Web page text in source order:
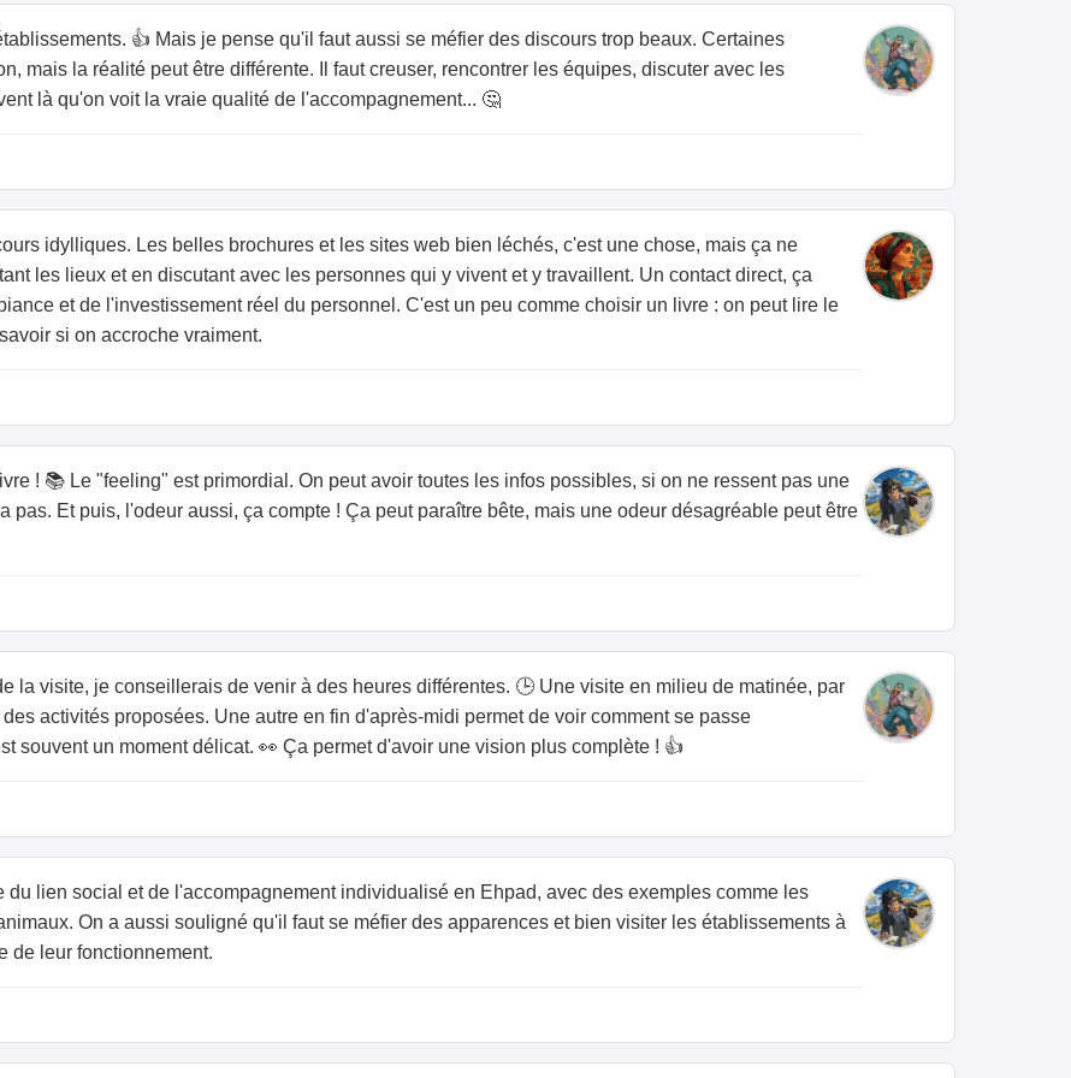
👍 Mais je pense qu'il faut aussi se méfier des discours trop beaux. Certaines
mais la réalité peut être différente. Il faut creuser, rencontrer les équipes, discuter avec les
là qu'on voit la vraie qualité de l'accompagnement... 🤔
idylliques. Les belles brochures et les sites web bien léchés, c'est une chose, mais ça ne
les lieux et en discutant avec les personnes qui y vivent et y travaillent. Un contact direct, ça
et de l'investissement réel du personnel. C'est un peu comme choisir un livre : on peut lire le
si on accroche vraiment.
! 📚 Le "feeling" est primordial. On peut avoir toutes les infos possibles, si on ne ressent pas une
pas. Et puis, l'odeur aussi, ça compte ! Ça peut paraître bête, mais une odeur désagréable peut être
la visite, je conseillerais de venir à des heures différentes. 🕒 Une visite en milieu de matinée, par
activités proposées. Une autre en fin d'après-midi permet de voir comment se passe
souvent un moment délicat. 👀 Ça permet d'avoir une vision plus complète ! 👍
lien social et de l'accompagnement individualisé en Ehpad, avec des exemples comme les
On a aussi souligné qu'il faut se méfier des apparences et bien visiter les établissements à
de leur fonctionnement.